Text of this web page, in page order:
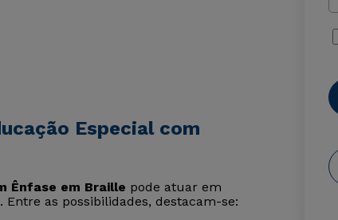
Especial com
Ênfase em Braille pode atuar em
as possibilidades, destacam-se: